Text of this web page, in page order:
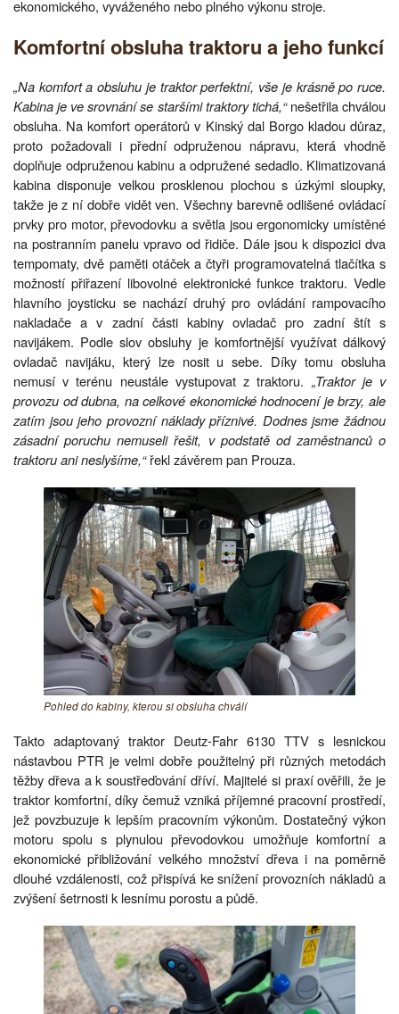
ekonomického, vyváženého nebo plného výkonu stroje.
Komfortní obsluha traktoru a jeho funkcí
„Na komfort a obsluhu je traktor perfektní, vše je krásně po ruce.
Kabina je ve srovnání se staršími traktory tichá,“nešetřila chválou
obsluha. Na komfort operátorů v Kinský dal Borgo kladou důraz,
proto požadovali i přední odpruženou nápravu, která vhodně
doplňuje odpruženou kabinu a odpružené sedadlo. Klimatizovaná
kabina disponuje velkou prosklenou plochou s úzkými sloupky,
takže je z ní dobře vidět ven. Všechny barevně odlišené ovládací
prvky pro motor, převodovku a světla jsou ergonomicky umístěné
na postranním panelu vpravo od řidiče. Dále jsou k dispozici dva
tempomaty, dvě paměti otáček a čtyři programovatelná tlačítka s
možností přiřazení libovolné elektronické funkce traktoru. Vedle
hlavního joysticku se nachází druhý pro ovládání rampovacího
nakladače a v zadní části kabiny ovladač pro zadní štít s
navijákem. Podle slov obsluhy je komfortnější využívat dálkový
ovladač navijáku, který lze nosit u sebe. Díky tomu obsluha
nemusí v terénu neustále vystupovat z traktoru. „Traktor je v
provozu od dubna, na celkové ekonomické hodnocení je brzy, ale
zatím jsou jeho provozní náklady příznivé. Dodnes jsme žádnou
zásadní poruchu nemuseli řešit, v podstatě od zaměstnanců o
traktoru ani neslyšíme,“řekl závěrem pan Prouza.
Pohled do kabiny, kterou si obsluha chválí
Takto adaptovaný traktor Deutz-Fahr 6130 TTV s lesnickou
nástavbou PTR je velmi dobře použitelný při různých metodách
těžby dřeva a k soustřeďování dříví. Majitelé si praxí ověřili, že je
traktor komfortní, díky čemuž vzniká příjemné pracovní prostředí,
jež povzbuzuje k lepším pracovním výkonům. Dostatečný výkon
motoru spolu s plynulou převodovkou umožňuje komfortní a
ekonomické přibližování velkého množství dřeva i na poměrně
dlouhé vzdálenosti, což přispívá ke snížení provozních nákladů a
zvýšení šetrnosti k lesnímu porostu a půdě.